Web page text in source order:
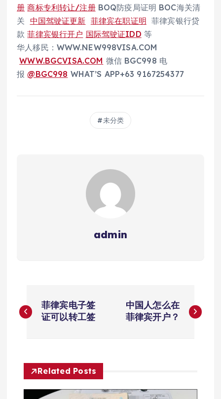
册 商标专利转让/注册BOQ防疫局证明 BOC海关清
关 中国驾驶证更新 菲律宾在职证明 菲律宾银行贷
款菲律宾银行开户 国际驾驶证IDD 等
华人移民：WWW.NEW998VISA.COM
WWW.BGCVISA.COM 微信 BGC998 电
报@BGC998 WHAT’S APP+63 9167254377
未分类
admin
章
航
菲律宾电子签
证可以转工签
中国人怎么在
菲律宾开户？
Related Posts